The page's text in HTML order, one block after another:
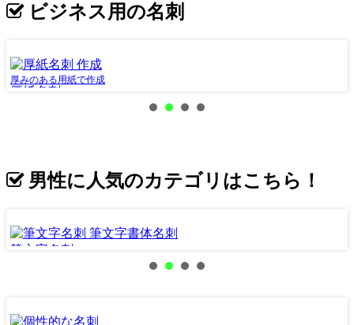
ビジネス用の名刺
厚みのある用紙で作成
厚紙名刺
男性に人気のカテゴリはこちら！
筆文字名刺